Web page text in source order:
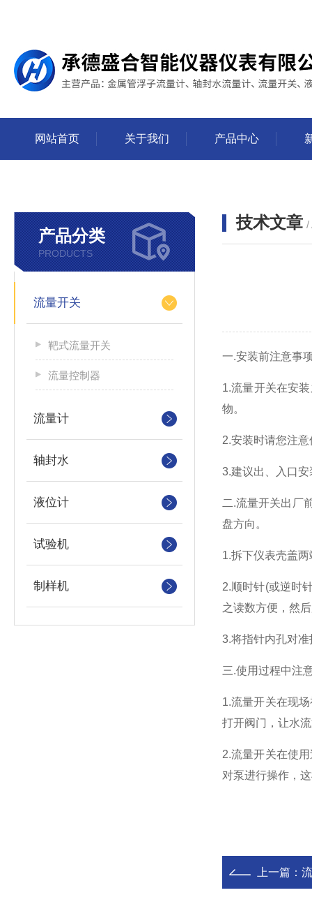
网站首页 关于我们 产品中心
产品分类
PRODUCTS
流量开关
靶式流量开关
流量控制器
流量计
轴封水
液位计
试验机
制样机
技术文章 /
一.安装前注意事
1.流量开关在安
物。
2.安装时请您注
3.建议出、入口
二.流量开关出厂
盘方向。
1.拆下仪表壳盖
2.顺时针(或逆时
之读数方便，然
3.将指针内孔对
三.使用过程中注
1.流量开关在现
打开阀门，让水
2.流量开关在使
对泵进行操作，
上一篇：